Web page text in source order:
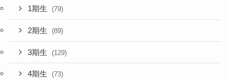
1期生 (79)
2期生 (89)
3期生 (129)
4期生 (73)